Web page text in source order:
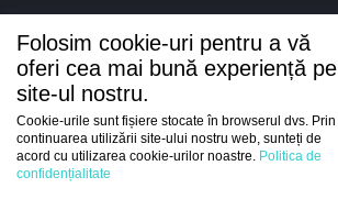
Intrați
Folosim cookie-uri pentru a vă
oferi cea mai bună experiență pe
site-ul nostru.
Cookie-urile sunt fișiere stocate în browserul dvs. Prin
continuarea utilizării site-ului nostru web, sunteți de
acord cu utilizarea cookie-urilor noastre. Politica de
confidențialitate